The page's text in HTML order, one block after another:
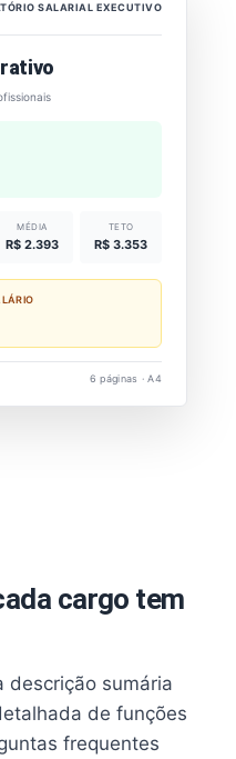
SALARIAL EXECUTIVO
MÉDIA
R$ 2.393
TETO
R$ 3.353
6 páginas · A4
cargo tem
descrição sumária
de funções
frequentes